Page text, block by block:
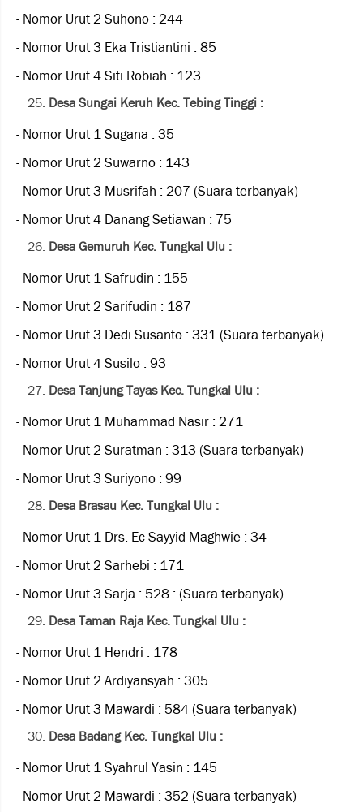
- Nomor Urut 2 Suhono : 244
- Nomor Urut 3 Eka Tristiantini : 85
- Nomor Urut 4 Siti Robiah : 123
Desa Sungai Keruh Kec. Tebing Tinggi :
- Nomor Urut 1 Sugana : 35
- Nomor Urut 2 Suwarno : 143
- Nomor Urut 3 Musrifah : 207 (Suara terbanyak)
- Nomor Urut 4 Danang Setiawan : 75
Desa Gemuruh Kec. Tungkal Ulu :
- Nomor Urut 1 Safrudin : 155
- Nomor Urut 2 Sarifudin : 187
- Nomor Urut 3 Dedi Susanto : 331 (Suara terbanyak)
- Nomor Urut 4 Susilo : 93
Desa Tanjung Tayas Kec. Tungkal Ulu :
- Nomor Urut 1 Muhammad Nasir : 271
- Nomor Urut 2 Suratman : 313 (Suara terbanyak)
- Nomor Urut 3 Suriyono : 99
Desa Brasau Kec. Tungkal Ulu :
- Nomor Urut 1 Drs. Ec Sayyid Maghwie : 34
- Nomor Urut 2 Sarhebi : 171
- Nomor Urut 3 Sarja : 528 : (Suara terbanyak)
Desa Taman Raja Kec. Tungkal Ulu :
- Nomor Urut 1 Hendri : 178
- Nomor Urut 2 Ardiyansyah : 305
- Nomor Urut 3 Mawardi : 584 (Suara terbanyak)
Desa Badang Kec. Tungkal Ulu :
- Nomor Urut 1 Syahrul Yasin : 145
- Nomor Urut 2 Mawardi : 352 (Suara terbanyak)